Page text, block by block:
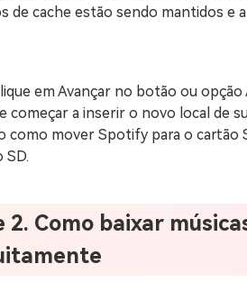
de cache estão sendo mantidos e
em Avançar no botão ou
começar a inserir o novo local de
como mover Spotify para o
SD.
2. Como baixar